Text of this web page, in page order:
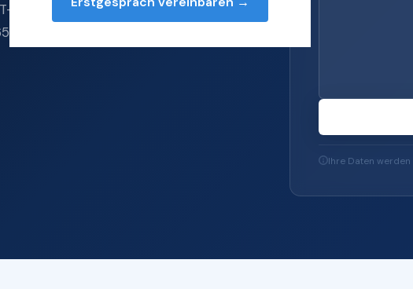
Services — von Server und
zu IT-Sicherheit und
Ihre Daten